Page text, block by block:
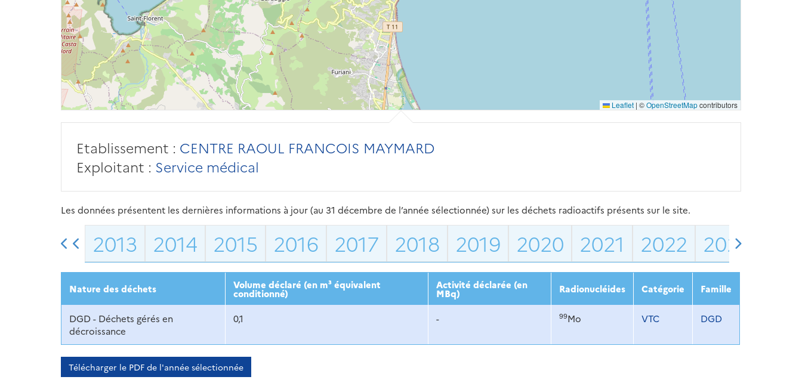
Leaflet | ©OpenStreetMapcontributors
Etablissement : CENTRE RAOUL FRANCOIS MAYMARD
Exploitant : Service médical
Les données présentent les dernières informations à jour (au 31 décembre de l’année sélectionnée) sur les déchets radioactifs présents sur le site.
2013 2014 2015 2016 2017 2018 2019 2020 2021 2022 2023
Nature des déchets Volume déclaré (en m³ équivalent
conditionné)
Activité déclarée (en
MBq) Radionucléides Catégorie Famille
DGD - Déchets gérés en
décroissance
0,1 - 99Mo VTC DGD
Télécharger le PDF de l'année sélectionnée